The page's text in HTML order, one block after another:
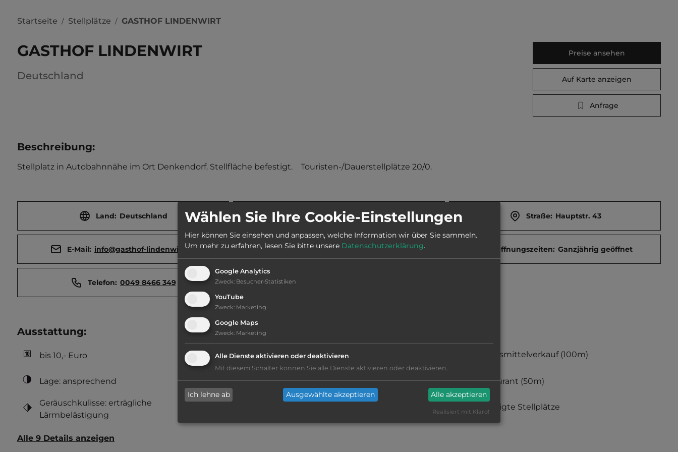
Startseite / Stellplätze / GASTHOF LINDENWIRT
GASTHOF LINDENWIRT
Deutschland
Preise ansehen
Auf Karte anzeigen
Anfrage
Beschreibung:
Stellplatz in Autobahnnähe im Ort Denkendorf. Stellfläche befestigt.    Touristen-/Dauerstellplätze 20/0.
Land: Deutschland Stadt: 85095 Denkendorf Straße: Hauptstr. 43
E-Mail: info@gasthof-lindenwirt.de Webseite: gasthof-lindenwirt.de Öffnungszeiten: Ganzjährig geöffnet
Telefon: 0049 8466 349
Ausstattung:
bis 10,- Euro
Lage: ansprechend
Geräuschkulisse: erträgliche
Lärmbelästigung
Stromanschluss
WC
Lebensmittelverkauf(100m)
Restaurant (50m)
befestigte Stellplätze
Alle 9 Details anzeigen
Wählen Sie Ihre Cookie-Einstellungen
Hier können Sie einsehen und anpassen, welche Information wir über Sie sammeln.
Um mehr zu erfahren, lesen Sie bitte unsere Datenschutzerklärung.
Google Analytics
Zweck: Besucher-Statistiken
YouTube
Zweck: Marketing
Google Maps
Zweck: Marketing
Alle Dienste aktivieren oder deaktivieren
Mit diesem Schalter können Sie alle Dienste aktivieren oder deaktivieren.
Ich lehne ab Ausgewählte akzeptieren Alle akzeptieren
Realisiert mit Klaro!